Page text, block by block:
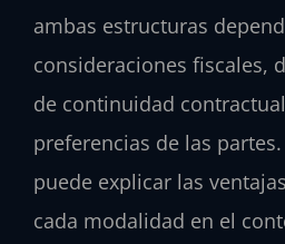
ambas estructuras
consideraciones fiscales,
de continuidad
preferencias de las
puede explicar las
cada modalidad en el